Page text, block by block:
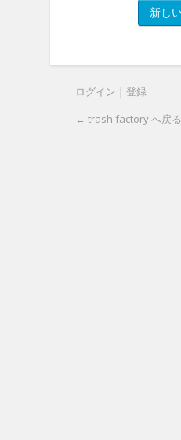
ログイン | 登録
← trash factory へ戻る